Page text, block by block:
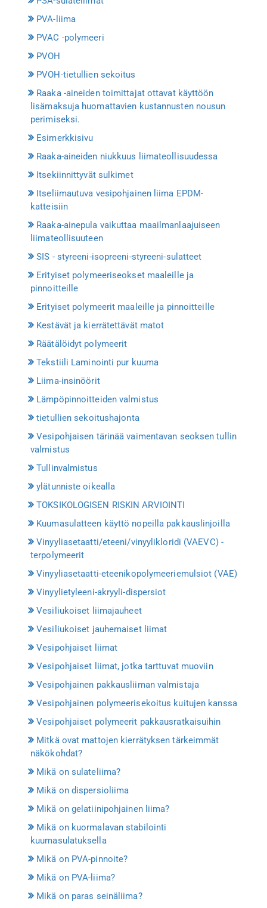
PVA-liima
PVAC -polymeeri
PVOH
PVOH-tietullien sekoitus
Raaka -aineiden toimittajat ottavat käyttöön
lisämaksuja huomattavien kustannusten nousun
perimiseksi.
Esimerkkisivu
Raaka-aineiden niukkuus liimateollisuudessa
Itsekiinnittyvät sulkimet
Itseliimautuva vesipohjainen liima EPDM-
katteisiin
Raaka-ainepula vaikuttaa maailmanlaajuiseen
liimateollisuuteen
SIS - styreeni-isopreeni-styreeni-sulatteet
Erityiset polymeeriseokset maaleille ja
pinnoitteille
Erityiset polymeerit maaleille ja pinnoitteille
Kestävät ja kierrätettävät matot
Räätälöidyt polymeerit
Tekstiili Laminointi pur kuuma
Liima-insinöörit
Lämpöpinnoitteiden valmistus
tietullien sekoitushajonta
Vesipohjaisen tärinää vaimentavan seoksen tullin
valmistus
Tullinvalmistus
ylätunniste oikealla
TOKSIKOLOGISEN RISKIN ARVIOINTI
Kuumasulatteen käyttö nopeilla pakkauslinjoilla
Vinyyliasetaatti/eteeni/vinyylikloridi (VAEVC) -
terpolymeerit
Vinyyliasetaatti-eteenikopolymeeriemulsiot (VAE)
Vinyylietyleeni-akryyli-dispersiot
Vesiliukoiset liimajauheet
Vesiliukoiset jauhemaiset liimat
Vesipohjaiset liimat
Vesipohjaiset liimat, jotka tarttuvat muoviin
Vesipohjainen pakkausliiman valmistaja
Vesipohjainen polymeerisekoitus kuitujen kanssa
Vesipohjaiset polymeerit pakkausratkaisuihin
Mitkä ovat mattojen kierrätyksen tärkeimmät
näkökohdat?
Mikä on sulateliima?
Mikä on dispersioliima
Mikä on gelatiinipohjainen liima?
Mikä on kuormalavan stabilointi
kuumasulatuksella
Mikä on PVA-pinnoite?
Mikä on PVA-liima?
Mikä on paras seinäliima?